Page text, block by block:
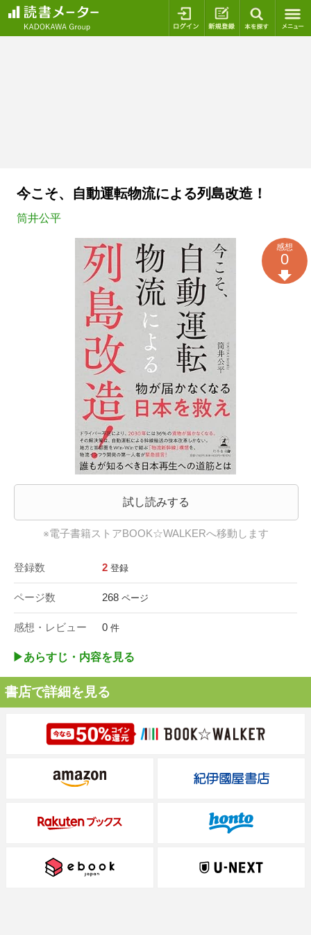
ログイン 新規登録
今こそ、自動運転物流による列島改造！
筒井公平
試し読みする
※電子書籍ストアBOOK☆WALKERへ移動します
登録数 2 登録
ページ数 268 ページ
感想・レビュー 0 件
感想
0
▶︎あらすじ・内容を見る
書店で詳細を見る